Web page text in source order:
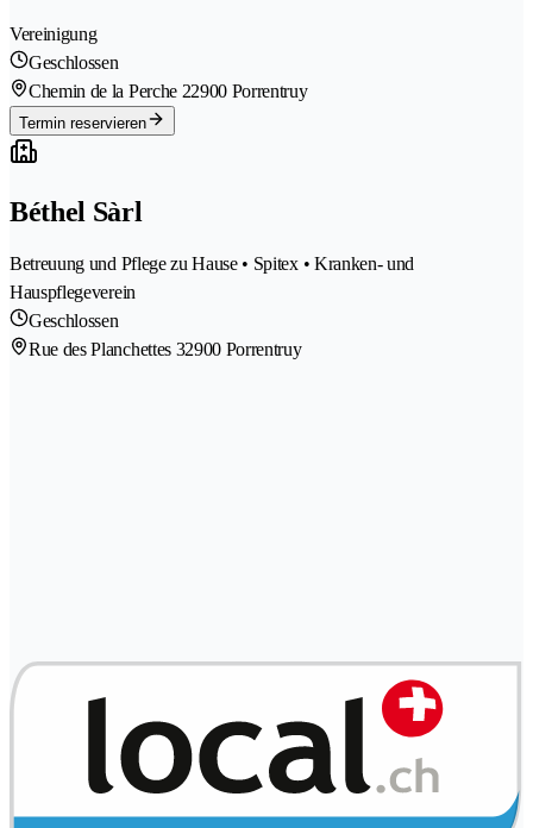
Vereinigung
Geschlossen
Chemin de la Perche 22900 Porrentruy
Termin reservieren
Béthel Sàrl
Betreuung und Pflege zu Hause • Spitex • Kranken- und
Hauspflegeverein
Geschlossen
Rue des Planchettes 32900 Porrentruy